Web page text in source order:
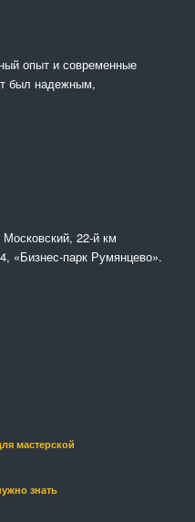
опыт и современные
был надежным,
22-й км
«Бизнес-парк Румянцево».
мастерской
знать